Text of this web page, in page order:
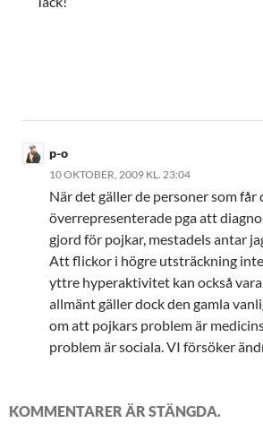
p-o
10 OKTOBER, 2009 KL. 23:04
När det gäller de personer som får
överrepresenterade pga att
gjord för pojkar, mestadels antar
Att flickor i högre utsträckning
yttre hyperaktivitet kan också
allmänt gäller dock den gamla
om att pojkars problem är
problem är sociala. VI försöker
KOMMENTARER ÄR STÄNGDA.